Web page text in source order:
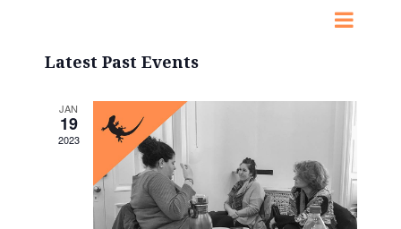
Events
Views
Search
Event
Views
List
Latest Past Events
JAN
19
2023